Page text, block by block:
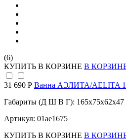
(6)
КУПИТЬ В КОРЗИНЕ В
31 690 Р Ванна АЭЛИТА/AELITA
Габариты (Д Ш В Г): 165x75x62x47
Артикул: 01ае1675
КУПИТЬ В КОРЗИНЕ В